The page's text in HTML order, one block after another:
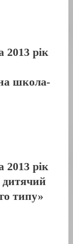
2013 рік
школа-
2013 рік
типу»